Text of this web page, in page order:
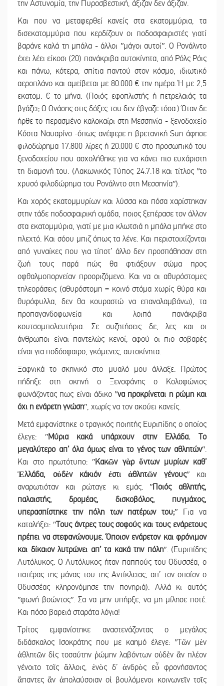
την Αστυνομία, την Πυροσβεστική, άξιζαν δεν άξιζαν.
Και που να μεταφερθεί κανείς στα εκατομμύρια, τα
δισεκατομμύρια που κερδίζουν οι ποδοσφαιριστές γιατί
βαράνε καλά τη μπάλα - άλλοι ʺμάγοι αυτοίʺ. Ο Ρονάλντο
έχει λέει είκοσι (20) πανάκριβα αυτοκίνητα, από Ρόλς Ρόις
και πάνω, κότερα, σπίτια παντού στον κόσμο, ιδιωτικό
αεροπλάνο και αμείβεται με 80.000 € την ημέρα. Ή με 2,5
εκατομ. € το μήνα. (Ποιός εφοπλιστής ή πετρελαιάς τα
βγάζει; Ο Ωνάσης στις δόξες του δεν έβγαζε τόσα.) Όταν δε
ήρθε το περασμένο καλοκαίρι στη Μεσσηνία - ξενοδοχείο
Κόστα Ναυαρίνο -όπως ανέφερε η βρετανική Sun άφησε
φιλοδώρημα 17.800 λίρες ή 20.000 € στο προσωπικό του
ξενοδοχείου που ασχολήθηκε για να κάνει πιο ευχάριστη
τη διαμονή του. (Λακωνικός Τύπος 24.7.18 και τίτλος ʺτο
χρυσό φιλοδώρημα του Ρονάλντο στη Μεσσηνίαʺ).
Και χορός εκατομμυρίων και λύσσα και πόσα χαρίστηκαν
στην τάδε ποδοσφαιρική ομάδα, ποιος ξεπέρασε τον άλλον
στα εκατομμύρια, γιατί με μια κλωτσιά η μπάλα μπήκε στο
πλεχτό. Και σόου μπιζ όπως τα λένε. Και περιστοιχίζονται
από γυναίκες που για τίποτ’ άλλο δεν προσπάθησαν στη
ζωή τους παρά πώς θα φτιάξουν σώμα προς
οφθαλμοπορνείαν προοριζόμενο. Και να οι αθυρόστομες
τηλεοράσεις (αθυρόστομη = κοινό στόμα χωρίς θύρα και
θυρόφυλλα, δεν θα κουραστώ να επαναλαμβάνω), τα
προπαγανδοφωνεία και λοιπά πανάκριβα
κουτσομπολευτήρια. Σε συζητήσεις δε, λες και οι
άνθρωποι είναι παντελώς κενοί, αφού οι πιο σοβαρές
είναι για ποδόσφαιρο, γκόμενες, αυτοκίνητα.
Ξαφνικά το σκηνικό στο μυαλό μου άλλαξε. Πρώτος
πήδηξε στη σκηνή ο Ξενοφάνης ο Κολοφώνιος
φωνάζοντας πως είναι άδικο ʺνα προκρίνεται η ρώμη και
όχι η ενάρετη γνώσηʺ, χωρίς να τον ακούει κανείς.
Μετά εμφανίστηκε ο τραγικός ποιητής Ευριπίδης ο οποίος
έλεγε: ʺΜύρια κακά υπάρχουν στην Ελλάδα. Το
μεγαλύτερο απ’ όλα όμως είναι το γένος των αθλητώνʺ.
Και στο πρωτότυπο: ʺΚακῶν γὰρ ὄντων μυρίων καθ’
Ἑλλάδα, οὐδὲν κάκιόν ἐστι ἀθλητῶν γένουςʺ και
αναρωτιόταν και ρώταγε κι εμάς. ʺΠοιός αθλητής,
παλαιστής, δρομέας, δισκοβόλος, πυγμάχος,
υπερασπίστηκε την πόλη των πατέρων του;ʺ Για να
καταλήξει: ʺΤους άντρες τους σοφούς και τους ενάρετους
πρέπει να στεφανώνουμε. Όποιον ενάρετον και φρόνιμον
και δίκαιον λυτρώνει απ’ τα κακά την πόληʺ. (Ευριπίδης
Αυτόλυκος. Ο Αυτόλυκος ήταν παππούς του Οδυσσέα, ο
πατέρας της μάνας του της Αντίκλειας, απ’ τον οποίον ο
Οδυσσέας κληρονόμησε την πονηριά). Αλλά κι αυτός
ʺφωνή βοώντοςʺ. Σα να μην υπήρξε, να μη μίλησε ποτέ.
Και πόσο βαρειά σταράτα λόγια!
Τρίτος εμφανίστηκε αναστενάζοντας ο μεγάλος
διδάσκαλος Ισοκράτης που με καημό έλεγε: ʺΤῶν μὲν
ἀθλητῶν δὶς τοσαύτην ῥώμην λαβόντων οὐδὲν ἂν πλέον
γένοιτο τοῖς ἄλλοις, ἑνὸς δ’ ἀνδρὸς εὖ φρονήσαντος
ἅπαντες ἂν ἀπολαύσοιαν οἱ βουλόμενοι κοινωνεῖν τοῖς